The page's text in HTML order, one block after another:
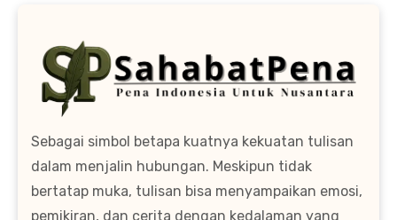
Sebagai simbol betapa kuatnya kekuatan tulisan
dalam menjalin hubungan. Meskipun tidak
bertatap muka, tulisan bisa menyampaikan emosi,
pemikiran, dan cerita dengan kedalaman yang